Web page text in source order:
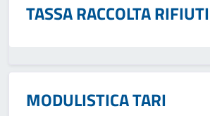
TASSA RACCOLTA
MODULISTICA TARI